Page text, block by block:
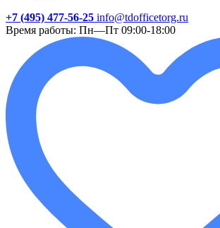
+7 (495) 477-56-25 info@tdofficetorg.ru
Время работы: Пн—Пт 09:00-18:00